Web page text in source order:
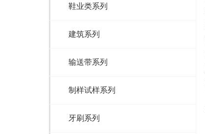
鞋业类系列
建筑系列
输送带系列
制样试样系列
牙刷系列